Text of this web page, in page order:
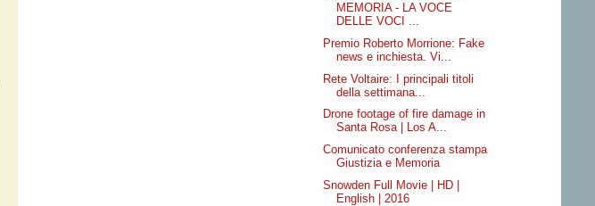
MEMORIA - LA VOCE
DELLE VOCI ...
Premio Roberto Morrione: Fake
news e inchiesta. Vi...
Rete Voltaire: I principali titoli
della settimana...
Drone footage of fire damage in
Santa Rosa | Los A...
Comunicato conferenza stampa
Giustizia e Memoria
Snowden Full Movie | HD |
English | 2016